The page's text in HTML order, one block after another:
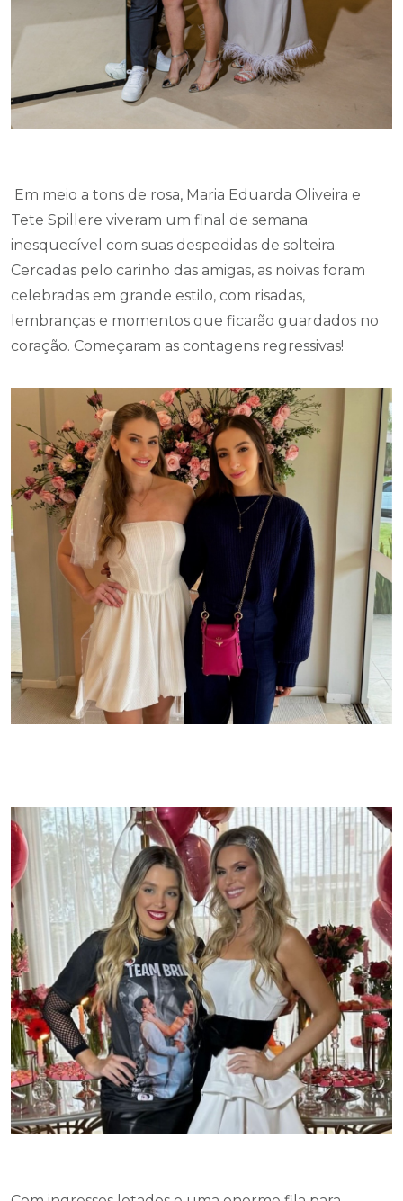
Em meio a tons de rosa, Maria Eduarda Oliveira e
Tete Spillere viveram um final de semana
inesquecível com suas despedidas de solteira.
Cercadas pelo carinho das amigas, as noivas foram
celebradas em grande estilo, com risadas,
lembranças e momentos que ficarão guardados no
coração. Começaram as contagens regressivas!